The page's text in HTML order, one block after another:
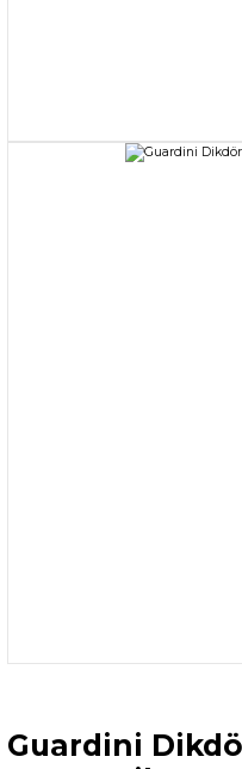
Guardini